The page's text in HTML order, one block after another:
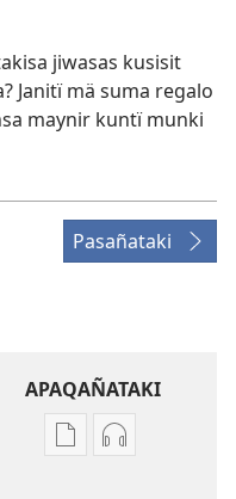
jiwasas kusisit
Janitï mä suma regalo
maynir kuntï munki
Pasañataki
APAQAÑATAKI
Aka Aka